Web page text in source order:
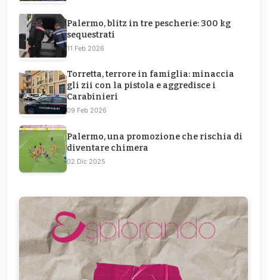
Palermo, blitz in tre pescherie: 300 kg
sequestrati
11 Feb 2026
Torretta, terrore in famiglia: minaccia
gli zii con la pistola e aggredisce i
Carabinieri
09 Feb 2026
Palermo, una promozione che rischia di
diventare chimera
02 Dic 2025